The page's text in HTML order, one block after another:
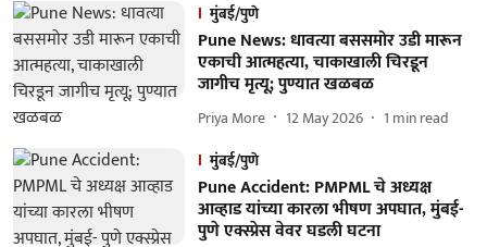
मुंबई/पुणे
Pune News: धावत्या बससमोर उडी मारून
एकाची आत्महत्या, चाकाखाली चिरडून
जागीच मृत्यू; पुण्यात खळबळ
Priya More 12 May 2026 1 min read
मुंबई/पुणे
Pune Accident: PMPML चे अध्यक्ष
आव्हाड यांच्या कारला भीषण अपघात, मुंबई-
पुणे एक्स्प्रेस वेवर घडली घटना